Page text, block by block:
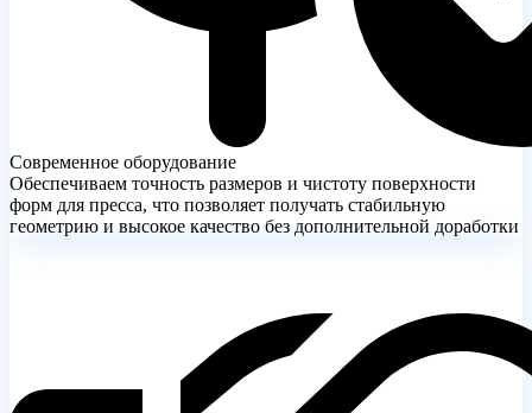
Современное оборудование
Обеспечиваем точность размеров и чистоту поверхности
форм для пресса, что позволяет получать стабильную
геометрию и высокое качество без дополнительной доработки